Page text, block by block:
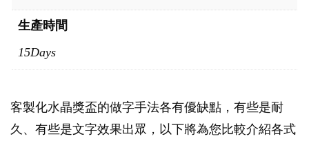
生產時間
15Days
客製化水晶獎盃的做字手法各有優缺點，有些是耐
久、有些是文字效果出眾，以下將為您比較介紹各式